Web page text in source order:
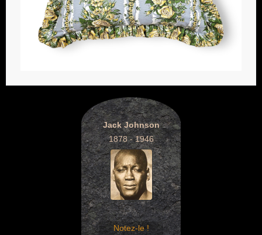
Jack Johnson
1878 - 1946
Notez-le !